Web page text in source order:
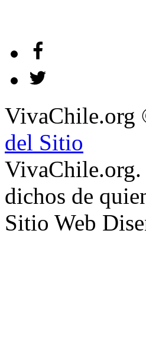
VivaChile.org
del Sitio
VivaChile.org.
dichos de
Sitio Web